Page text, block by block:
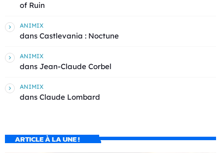
of Ruin
ANIMIX
dans Castlevania : Noctune
ANIMIX
dans Jean-Claude Corbel
ANIMIX
dans Claude Lombard
ARTICLE À LA UNE !